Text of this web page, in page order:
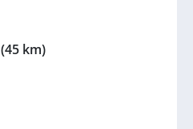
(45 km)